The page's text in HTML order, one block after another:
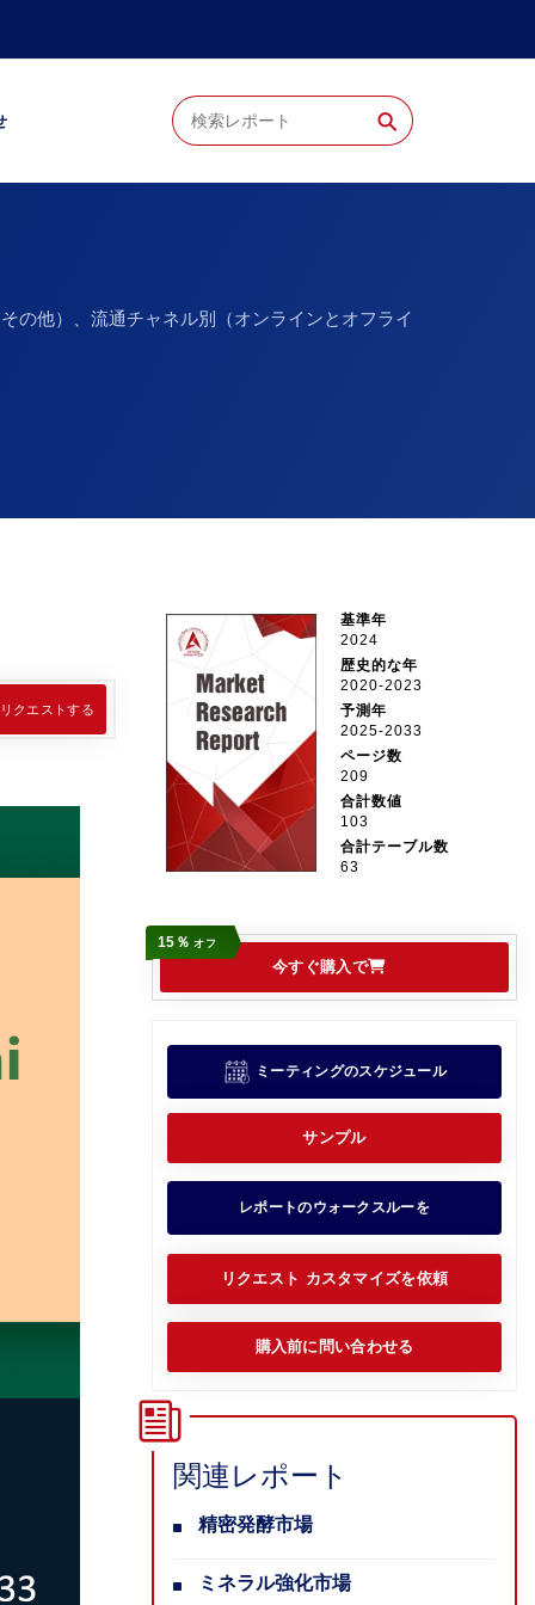
⚲
の他）、流通チャネル別（オンラインとオフライ
クエストする
基準年
2024
歴史的な年
2020-2023
予測年
2025-2033
ページ数
209
合計数値
103
合計テーブル数
63
今すぐ購入で
15％ オフ
ミーティングのスケジュール
サンプル
レポートのウォークスルーを
リクエスト カスタマイズを依頼
購入前に問い合わせる
関連レポート
精密発酵市場
ミネラル強化市場